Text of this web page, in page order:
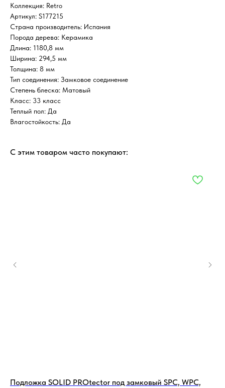
Коллекция: Retro
Артикул: S177215
Страна производитель: Испания
Порода дерева: Керамика
Длина: 1180,8 мм
Ширина: 294,5 мм
Толщина: 8 мм
Тип соединения: Замковое соединение
Степень блеска: Матовый
Класс: 33 класс
Теплый пол: Да
Влагостойкость: Да
С этим товаром часто покупают:
Подложка SOLID PROtector под замковый SPC, WPC,